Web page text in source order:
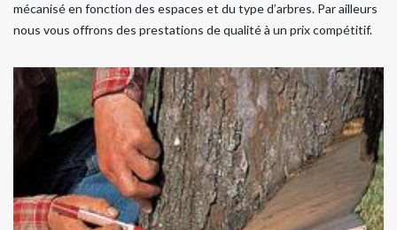
mécanisé en fonction des espaces et du type d’arbres. Par ailleurs
nous vous offrons des prestations de qualité à un prix compétitif.